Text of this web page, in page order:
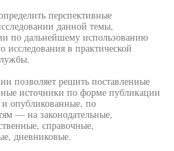
перспективные
данной темы,
по дальнейшему использованию
исследования в практической
позволяет решить поставленные
источники по форме публикации
и опубликованные, по
— на законодательные,
справочные,
дневниковые.